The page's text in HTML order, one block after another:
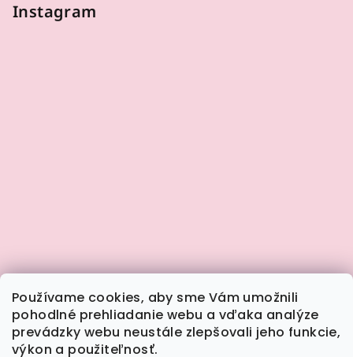
Používame cookies, aby sme Vám umožnili
pohodlné prehliadanie webu a vďaka analýze
prevádzky webu neustále zlepšovali jeho funkcie,
výkon a použiteľnosť.
Instagram